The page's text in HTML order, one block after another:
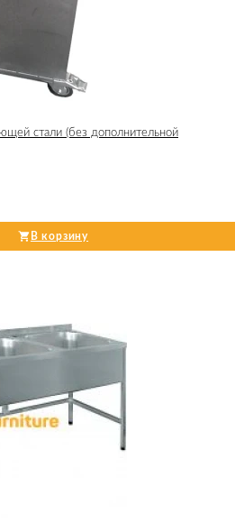
стали (без дополнительной
В корзину